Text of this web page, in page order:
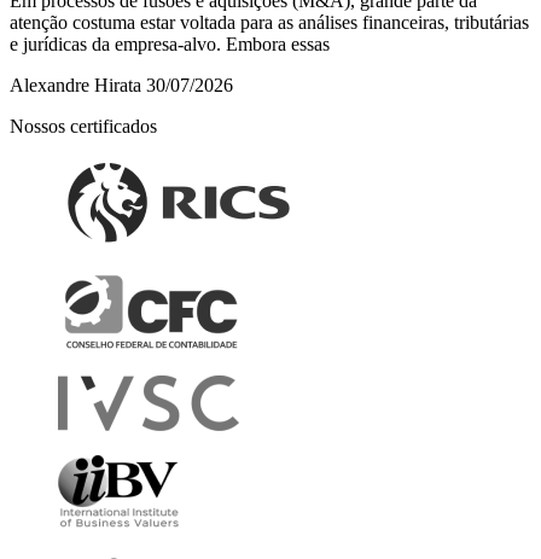
atenção costuma estar voltada para as análises financeiras, tributárias
e jurídicas da empresa-alvo. Embora essas
Alexandre Hirata 30/07/2026
Nossos certificados